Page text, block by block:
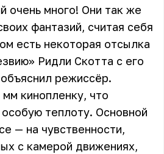
очень много! Они так же
фантазий, считая себя
есть некоторая отсылка
Ридли Скотта с его
режиссёр.
кинопленку, что
теплоту. Основной
— на чувственности,
с камерой движениях,